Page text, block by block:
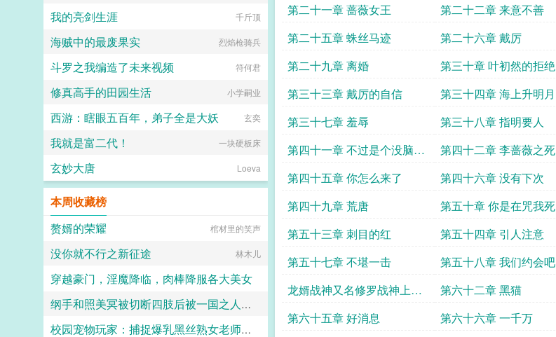
第二十一章 蔷薇女王
第二十二章 来意不善
第二十五章 蛛丝马迹
第二十六章 戴厉
第二十九章 离婚
第三十章 叶初然的拒绝
第三十三章 戴厉的自信
第三十四章 海上升明月
第三十七章 羞辱
第三十八章 指明要人
第四十一章 不过是个没脑子
的废物
第四十二章 李蔷薇之死
第四十五章 你怎么来了
第四十六章 没有下次
第四十九章 荒唐
第五十章 你是在咒我死
第五十三章 刺目的红
第五十四章 引人注意
第五十七章 不堪一击
第五十八章 我们约会吧
龙婿战神又名修罗战神上门
龙婿第六十一章 不识好人心
第六十二章 黑猫
第六十五章 好消息
第六十六章 一千万
我的亮剑生涯 千斤顶
海贼中的最废果实 烈焰枪骑兵
斗罗之我编造了未来视频 符何君
修真高手的田园生活 小学嗣业
西游：瞎眼五百年，弟子全是大妖 玄奕
我就是富二代！ 一块硬板床
玄妙大唐 Loeva
本周收藏榜
赘婿的荣耀
棺材里的笑声
没你就不行之新征途 林木儿
穿越豪门，淫魔降临，肉棒降服各大美女
lord丶云
纲手和照美冥被切断四肢后被一国之人轮奸生出无数的小母狗然后被做成人体喷泉和装酒肉壶
校园宠物玩家：捕捉爆乳黑丝熟女老师和白丝校花